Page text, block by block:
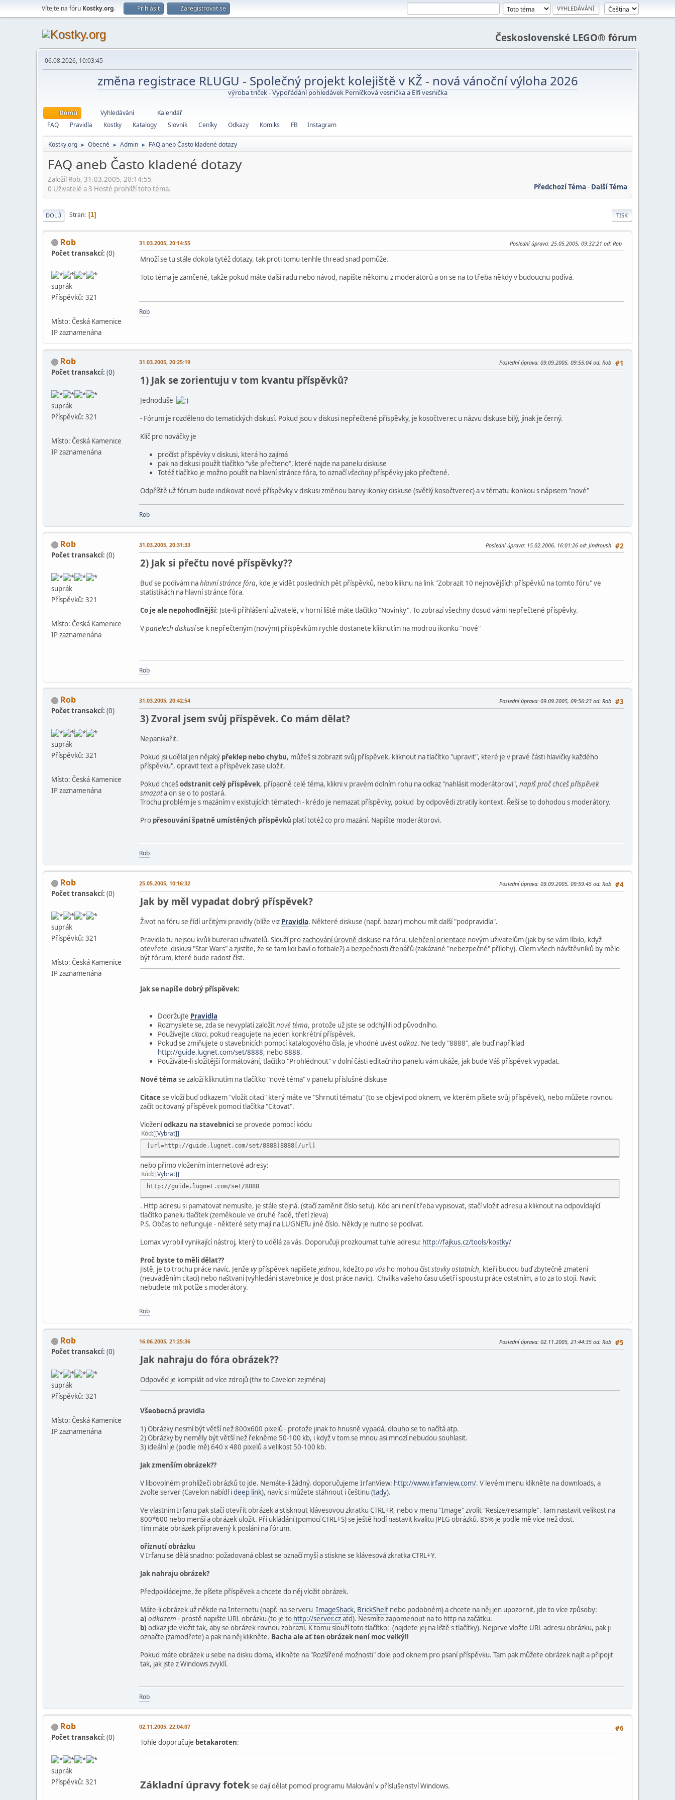
Vítejte na fóru Kostky.org. Přihlásit Zaregistrovat se
Československé LEGO® fórum
06.08.2026, 10:03:45
změna registrace RLUGU - Společný projekt kolejiště v KŽ - nová vánoční výloha 2026
výroba triček-Vypořádání pohledávek Perníčková vesnička a Elfí vesnička
Domů Vyhledávání
Kalendář
FAQ
Pravidla Kostky Katalogy Slovník Ceníky Odkazy Komiks FB Instagram
Kostky.org ► Obecné ► Admin ► FAQ aneb Často kladené dotazy
FAQ aneb Často kladené dotazy
Založil Rob, 31.03.2005, 20:14:55
Předchozí Téma - Další Téma
0 Uživatelé a 3 Hosté prohlíží toto téma.
TISK
DOLŮ Stran 1
Rob
Počet transakcí: (0)
suprák
Příspěvků: 321
Místo: Česká Kamenice
IP zaznamenána
31.03.2005, 20:14:55 Poslední úprava: 25.05.2005, 09:32:21 od: Rob
Množí se tu stále dokola tytéž dotazy, tak proti tomu tenhle thread snad pomůže.
Toto téma je zamčené, takže pokud máte další radu nebo návod, napište někomu z moderátorů a on se na to třeba někdy v budoucnu podívá.
Rob
Rob
Počet transakcí: (0)
suprák
Příspěvků: 321
Místo: Česká Kamenice
IP zaznamenána
#1
31.03.2005, 20:25:19 Poslední úprava: 09.09.2005, 09:55:04 od: Rob
1) Jak se zorientuju v tom kvantu příspěvků?
Jednoduše
- Fórum je rozděleno do tematických diskusí. Pokud jsou v diskusi nepřečtené příspěvky, je kosočtverec u názvu diskuse bílý, jinak je černý.
Klíč pro nováčky je
pročíst příspěvky v diskusi, která ho zajímá
pak na diskusi použít tlačítko "vše přečteno", které najde na panelu diskuse
Totéž tlačítko je možno použít na hlavní stránce fóra, to označívšechnypříspěvky jako přečtené.
Odpříště už fórum bude indikovat nové příspěvky v diskusi změnou barvy ikonky diskuse (světlý kosočtverec) a v tématu ikonkou s nápisem "nové"
Rob
Rob
Počet transakcí: (0)
suprák
Příspěvků: 321
Místo: Česká Kamenice
IP zaznamenána
#2
31.03.2005, 20:31:33 Poslední úprava: 15.02.2006, 16:01:26 od: Jindroush
2) Jak si přečtu nové příspěvky??
Buď se podívám nahlavní stránce fóra, kde je vidět posledních pět příspěvků, nebo kliknu na link "Zobrazit 10 nejnovějších příspěvků na tomto fóru" ve
statistikách na hlavní stránce fóra.
Co je ale nepohodlnější: Jste-li přihlášení uživatelé, v horní liště máte tlačítko "Novinky". To zobrazí všechny dosud vámi nepřečtené příspěvky.
Vpanelech diskusíse k nepřečteným (novým) příspěvkům rychle dostanete kliknutím na modrou ikonku "nové"
Rob
Rob
Počet transakcí: (0)
suprák
Příspěvků: 321
Místo: Česká Kamenice
IP zaznamenána
#3
31.03.2005, 20:42:54 Poslední úprava: 09.09.2005, 09:56:23 od: Rob
3) Zvoral jsem svůj příspěvek. Co mám dělat?
Nepanikařit.
Pokud jsi udělal jen nějaký překlep nebo chybu, můžeš si zobrazit svůj příspěvek, kliknout na tlačítko "upravit", které je v pravé části hlavičky každého
příspěvku", opravit text a příspěvek zase uložit.
Pokud chcešodstranit celý příspěvek, případně celé téma, klikni v pravém dolním rohu na odkaz "nahlásit moderátorovi", napiš proč chceš příspěvek
smazata on se o to postará.
Trochu problém je s mazáním v existujících tématech - krédo je nemazat příspěvky, pokud by odpovědi ztratily kontext. Řeší se to dohodou s moderátory.
Pro přesouvání špatně umístěných příspěvků platí totéž co pro mazání. Napište moderátorovi.
Rob
Rob
Počet transakcí: (0)
suprák
Příspěvků: 321
Místo: Česká Kamenice
IP zaznamenána
#4
25.05.2005, 10:16:32 Poslední úprava: 09.09.2005, 09:59:45 od: Rob
Jak by měl vypadat dobrý příspěvek?
Život na fóru se řídí určitými pravidly (blíže viz Pravidla. Některé diskuse (např. bazar) mohou mít další "podpravidla".
Pravidla tu nejsou kvůli buzeraci uživatelů. Slouží prozachování úrovně diskuse na fóru, ulehčení orientace novým uživatelům (jak by se vám líbilo, když
otevřete diskusi "Star Wars" a zjistíte, že se tam lidi baví o fotbale?) a bezpečnosti čtenářů (zakázané "nebezpečné" přílohy). Cílem všech návštěvníků by mělo
být fórum, které bude radost číst.
Jak se napíše dobrý příspěvek:
Dodržujte Pravidla
Rozmyslete se, zda se nevyplatí založitnové téma, protože už jste se odchýlili od původního.
Používejte citaci, pokud reagujete na jeden konkrétní příspěvek.
Pokud se zmiňujete o stavebnicích pomocí katalogového čísla, je vhodné uvéstodkaz. Ne tedy "8888", ale buď například
http://guide.lugnet.com/set/8888, nebo8888.
Používáte-li složitější formátování, tlačítko "Prohlédnout" v dolní části editačního panelu vám ukáže, jak bude Váš příspěvek vypadat.
Nové téma se založí kliknutím na tlačítko "nové téma" v panelu příslušné diskuse
Citacese vloží buď odkazem "vložit citaci" který máte ve "Shrnutí tématu" (to se objeví pod oknem, ve kterém píšete svůj příspěvek), nebo můžete rovnou
začít ocitovaný příspěvek pomocí tlačítka "Citovat".
Vloženíodkazu na stavebnici se provede pomocí kódu
Kód [Vybrat]
[url=http://guide.lugnet.com/set/8888]8888[/url]
nebo přímo vložením internetové adresy:
Kód [Vybrat]
http://guide.lugnet.com/set/8888
. Http adresu si pamatovat nemusíte, je stále stejná. (stačí zaměnit číslo setu). Kód ani není třeba vypisovat, stačí vložit adresu a kliknout na odpovídající
tlačítko panelu tlačítek (zeměkoule ve druhé řadě, třetí zleva)
P.S. Občas to nefunguje - některé sety mají na LUGNETu jiné číslo. Někdy je nutno se podívat.
Lomax vyrobil vynikající nástroj, který to udělá za vás. Doporučuji prozkoumat tuhle adresu: http://fajkus.cz/tools/kostky/
Proč byste to měli dělat??
Jistě, je to trochu práce navíc. Jenže vypříspěvek napíšete jednou, kdežtopo vás ho mohou číststovky ostatních, kteří budou buď zbytečně zmatení
(neuváděním citací) nebo naštvaní (vyhledání stavebnice je dost práce navíc). Chvilka vašeho času ušetří spoustu práce ostatním, a to za to stojí. Navíc
nebudete mít potíže s moderátory.
Rob
Rob
Počet transakcí: (0)
suprák
Příspěvků: 321
Místo: Česká Kamenice
IP zaznamenána
#5
16.06.2005, 21:25:36 Poslední úprava: 02.11.2005, 21:44:35 od: Rob
Jak nahraju do fóra obrázek??
Odpověď je kompilát od více zdrojů (thx to Cavelon zejména)
Všeobecná pravidla
1) Obrázky nesmí být větší než 800x600 pixelů - protože jinak to hnusně vypadá, dlouho se to načítá atp.
2) Obrázky by neměly být větší než řekněme 50-100 kb, i když v tom se mnou asi mnozí nebudou souhlasit.
3) ideální je (podle mě) 640 x 480 pixelů a velikost 50-100 kb.
Jak zmenším obrázek??
V libovolném prohlížeči obrázků to jde. Nemáte-li žádný, doporučujeme IrfanView: http://www.irfanview.com/. V levém menu klikněte na downloads, a
zvolte server (Cavelon nabídl ideep link), navíc si můžete stáhnout i češtinu (tady).
Ve vlastním Irfanu pak stačí otevřít obrázek a stisknout klávesovou zkratku CTRL+R, nebo v menu "Image" zvolit "Resize/resample". Tam nastavit velikost na
800*600 nebo menší a obrázek uložit. Při ukládání (pomocí CTRL+S) se ještě hodí nastavit kvalitu JPEG obrázků. 85% je podle mě více než dost.
Tím máte obrázek připravený k poslání na fórum.
oříznutí obrázku
V Irfanu se dělá snadno: požadovaná oblast se označí myší a stiskne se klávesová zkratka CTRL+Y.
Jak nahraju obrázek?
Předpokládejme, že píšete příspěvek a chcete do něj vložit obrázek.
Máte-li obrázek už někde na Internetu (např. na serveru ImageShack, BrickShelf nebo podobném) a chcete na něj jen upozornit, jde to více způsoby:
a) odkazem - prostě napište URL obrázku (to je to http://server.czatd). Nesmíte zapomenout na to http na začátku.
b) odkaz jde vložit tak, aby se obrázek rovnou zobrazil. K tomu slouží toto tlačítko: (najdete jej na liště s tlačítky). Nejprve vložte URL adresu obrázku, pak ji
označte (zamodřete) a pak na něj klikněte. Bacha ale ať ten obrázek není moc velký!!
Pokud máte obrázek u sebe na disku doma, klikněte na "Rozšířené možnosti" dole pod oknem pro psaní příspěvku. Tam pak můžete obrázek najít a připojit
tak, jak jste z Windows zvyklí.
Rob
Rob
Počet transakcí: (0)
suprák
Příspěvků: 321
#6
02.11.2005, 22:04:07
Tohle doporučuje betakaroten:
Základní úpravy fotekse dají dělat pomocí programu Malování v příslušenství Windows.